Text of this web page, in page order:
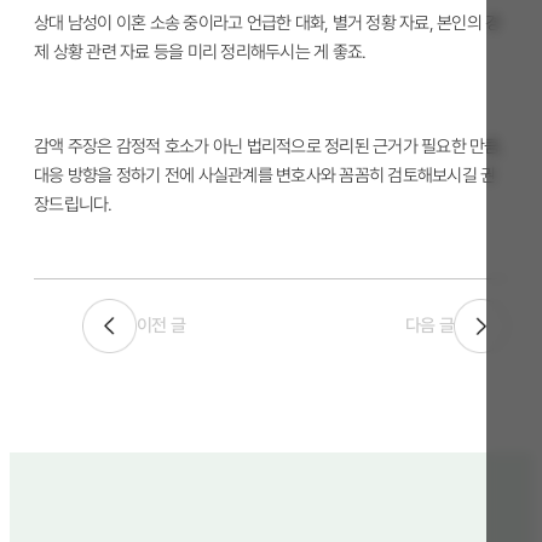
상대 남성이 이혼 소송 중이라고 언급한 대화, 별거 정황 자료, 본인의 경
제 상황 관련 자료 등을 미리 정리해두시는 게 좋죠.
감액 주장은 감정적 호소가 아닌 법리적으로 정리된 근거가 필요한 만큼,
대응 방향을 정하기 전에 사실관계를 변호사와 꼼꼼히 검토해보시길 권
장드립니다.
이전 글 다음 글